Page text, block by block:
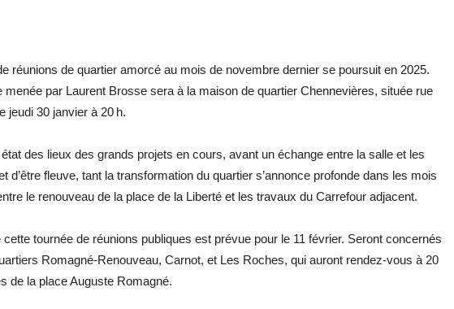
réunions de quartier amorcé au mois de novembre dernier se poursuit en 2025.
menée par Laurent Brosse sera à la maison de quartier Chennevières, située rue
jeudi 30 janvier à 20 h.
des lieux des grands projets en cours, avant un échange entre la salle et les
d’être fleuve, tant la transformation du quartier s’annonce profonde dans les mois
le renouveau de la place de la Liberté et les travaux du Carrefour adjacent.
cette tournée de réunions publiques est prévue pour le 11 février. Seront concernés
Romagné-Renouveau, Carnot, et Les Roches, qui auront rendez-vous à 20
de la place Auguste ­Romagné.